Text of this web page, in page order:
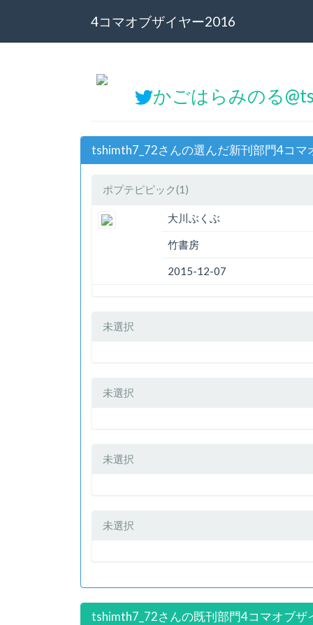
4コマオブザイヤー2016
かごはらみのる
tshimth7_72さんの選んだ新刊部門4コマ
ポプテピピック(1)
大川ぶくぶ
竹書房
2015-12-07
未選択
未選択
未選択
未選択
tshimth7_72さんの既刊部門4コマオブザ